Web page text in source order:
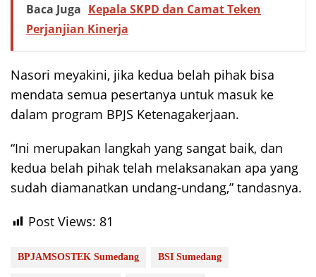
Baca Juga Kepala SKPD dan Camat Teken
Perjanjian Kinerja
Nasori meyakini, jika kedua belah pihak bisa
mendata semua pesertanya untuk masuk ke
dalam program BPJS Ketenagakerjaan.
“Ini merupakan langkah yang sangat baik, dan
kedua belah pihak telah melaksanakan apa yang
sudah diamanatkan undang-undang,” tandasnya.
Post Views: 81
BPJAMSOSTEK Sumedang BSI Sumedang